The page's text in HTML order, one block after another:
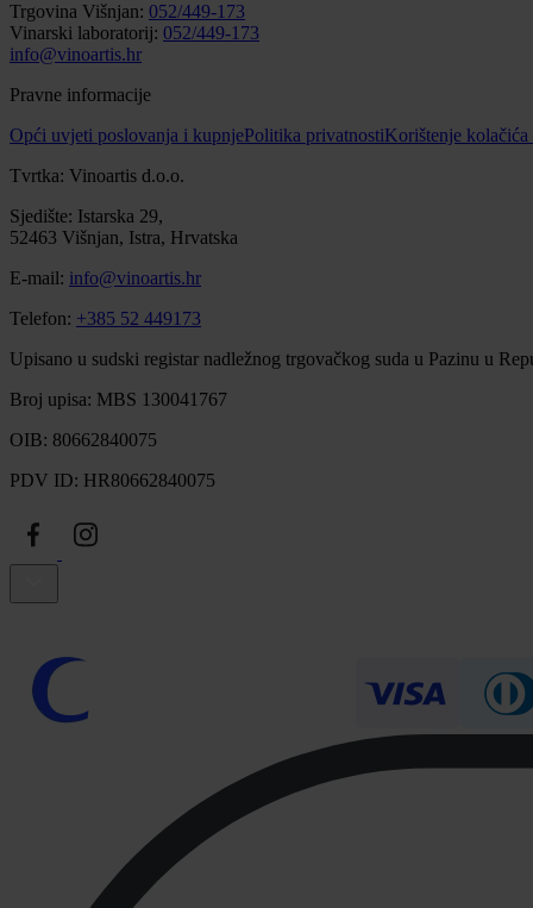
Trgovina Višnjan: 052/449-173
Vinarski laboratorij: 052/449-173
info@vinoartis.hr
Pravne informacije
Opći uvjeti poslovanja i kupnjePolitika privatnostiKorištenje kolačića
Tvrtka: Vinoartis d.o.o.
Sjedište: Istarska 29,
52463 Višnjan, Istra, Hrvatska
E-mail: info@vinoartis.hr
Telefon: +385 52 449173
Upisano u sudski registar nadležnog trgovačkog suda u Pazinu u
Broj upisa: MBS 130041767
OIB: 80662840075
PDV ID: HR80662840075